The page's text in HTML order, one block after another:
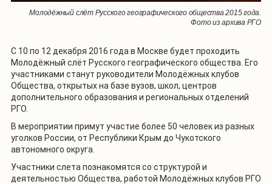
Молодёжный слёт Русского географического общества 2015 года.
Фото из архива РГО
С 10 по 12 декабря 2016 года в Москве будет проходить
Молодёжный слёт Русского географического общества. Его
участниками станут руководители Молодёжных клубов
Общества, открытых на базе вузов, школ, центров
дополнительного образования и региональных отделений
РГО.
В мероприятии примут участие более 50 человек из разных
уголков России, от Республики Крым до Чукотского
автономного округа.
Участники слета познакомятся со структурой и
деятельностью Общества, работой Молодёжных клубов РГО